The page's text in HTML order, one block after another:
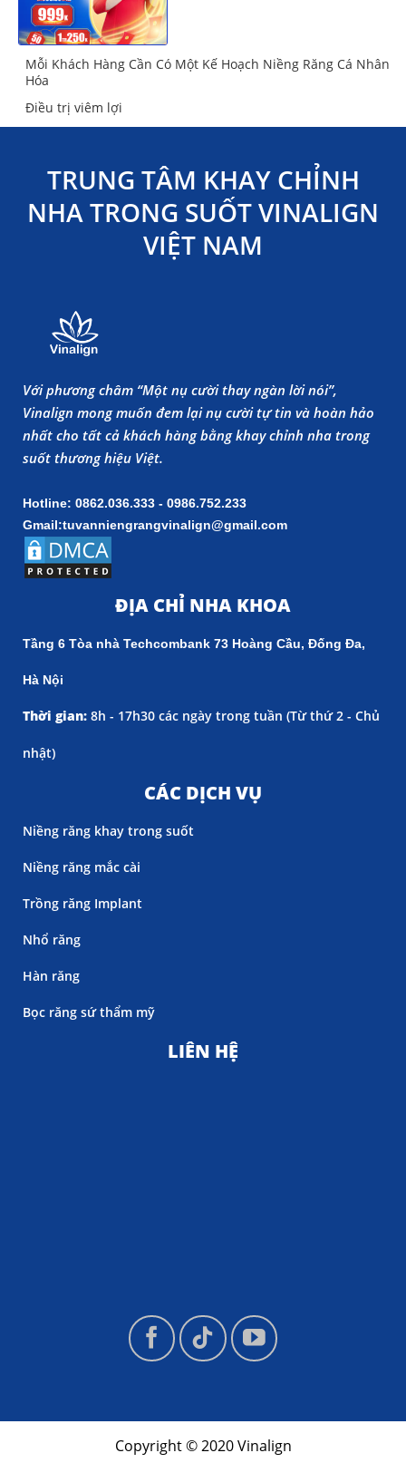
Mỗi Khách Hàng Cần Có Một Kế Hoạch Niềng Răng Cá Nhân
Hóa
Điều trị viêm lợi
TRUNG TÂM KHAY CHỈNH
NHA TRONG SUỐT VINALIGN
VIỆT NAM
Với phương châm “Một nụ cười thay ngàn lời nói”,
Vinalign mong muốn đem lại nụ cười tự tin và hoàn hảo
nhất cho tất cả khách hàng bằng khay chỉnh nha trong
suốt thương hiệu Việt.
Hotline: 0862.036.333 - 0986.752.233
Gmail:tuvanniengrangvinalign@gmail.com
ĐỊA CHỈ NHA KHOA
Tầng 6 Tòa nhà Techcombank 73 Hoàng Cầu, Đống Đa,
Hà Nội
Thời gian: 8h - 17h30 các ngày trong tuần (Từ thứ 2 - Chủ
nhật)
CÁC DỊCH VỤ
Niềng răng khay trong suốt
Niềng răng mắc cài
Trồng răng Implant
Nhổ răng
Hàn răng
Bọc răng sứ thẩm mỹ
LIÊN HỆ
Copyright © 2020 Vinalign